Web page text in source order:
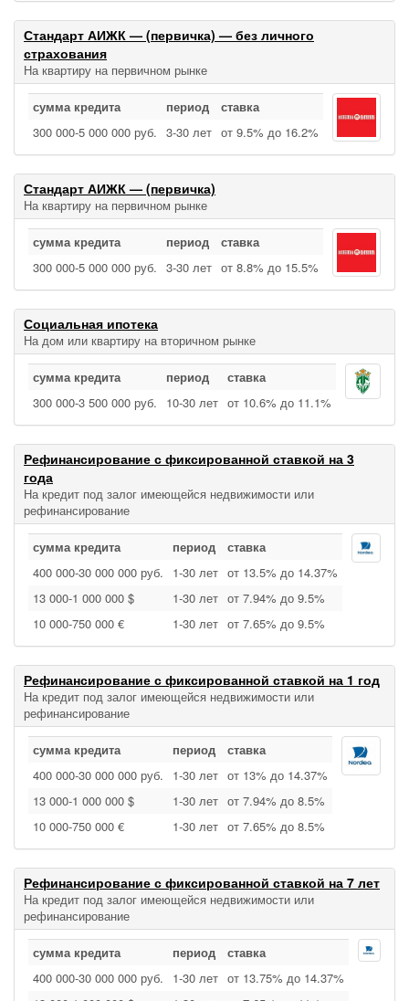
Стандарт АИЖК — (первичка) — без личного
страхования
На квартиру на первичном рынке
сумма кредита период
ставка
300 000‑5 000 000 руб. 3‑30 лет от 9.5% до 16.2%
Стандарт АИЖК — (первичка)
На квартиру на первичном рынке
сумма кредита период
ставка
300 000‑5 000 000 руб. 3‑30 лет от 8.8% до 15.5%
Социальная ипотека
На дом или квартиру на вторичном рынке
сумма кредита период
ставка
300 000‑3 500 000 руб.
10‑30 лет от 10.6% до 11.1%
Рефинансирование с фиксированной ставкой на 3
года
На кредит под залог имеющейся недвижимости или
рефинансирование
сумма кредита период
ставка
400 000‑30 000 000 руб.
1‑30 лет от 13.5% до 14.37%
13 000‑1 000 000 $
1‑30 лет от 7.94% до 9.5%
10 000‑750 000 €
1‑30 лет от 7.65% до 9.5%
Рефинансирование с фиксированной ставкой на 1 год
На кредит под залог имеющейся недвижимости или
рефинансирование
сумма кредита период
ставка
400 000‑30 000 000 руб.
1‑30 лет от 13% до 14.37%
13 000‑1 000 000 $
1‑30 лет от 7.94% до 8.5%
10 000‑750 000 €
1‑30 лет от 7.65% до 8.5%
Рефинансирование с фиксированной ставкой на 7 лет
На кредит под залог имеющейся недвижимости или
рефинансирование
сумма кредита период
ставка
400 000‑30 000 000 руб.
1‑30 лет от 13.75% до 14.37%